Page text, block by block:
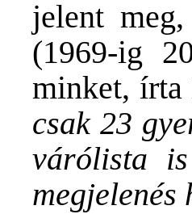
jelent
(1969-ig
minket, írta
csak 23
várólista
megjelenés